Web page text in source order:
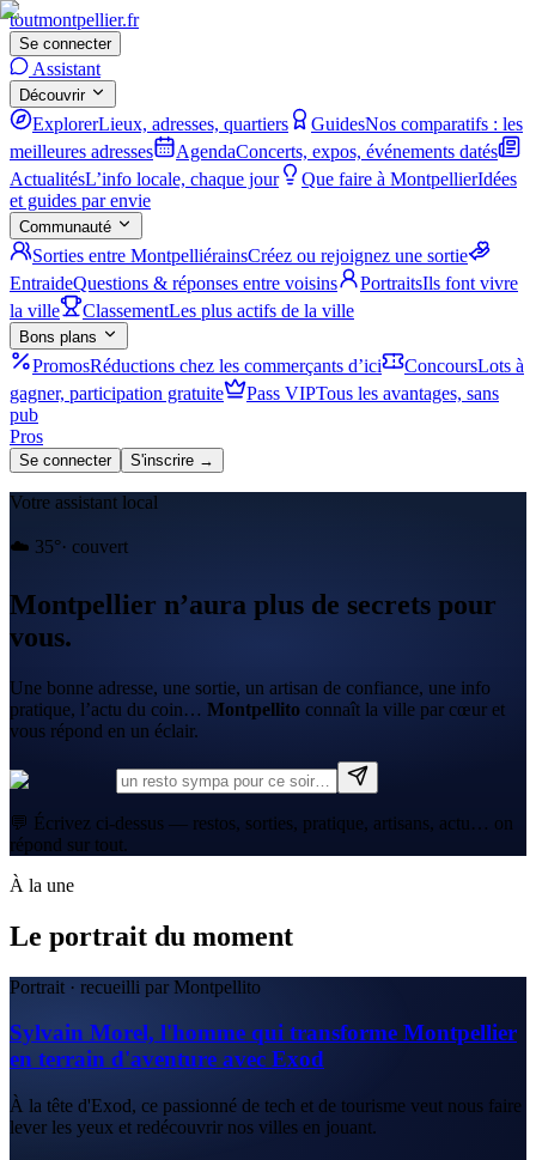
toutmontpellier.fr
Se connecter
Assistant
Découvrir
ExplorerLieux, adresses, quartiers GuidesNos comparatifs : les
meilleures adresses
AgendaConcerts, expos, événements datés
ActualitésL’info locale, chaque jour Que faire à MontpellierIdées
et guides par envie
Communauté
Sorties entre MontpelliérainsCréez ou rejoignez une sortie
EntraideQuestions & réponses entre voisins PortraitsIls font vivre
la ville
ClassementLes plus actifs de la ville
Bons plans
PromosRéductions chez les commerçants d’ici ConcoursLots à
gagner, participation gratuite
Pass VIPTous les avantages, sans
pub
Pros
Se connecter S'inscrire →
Votre assistant local
☁️ 35°· couvert
Montpellier n’aura plus de secrets pour
vous.
Une bonne adresse, une sortie, un artisan de confiance, une info
pratique, l’actu du coin… Montpellito connaît la ville par cœur et
vous répond en un éclair.
💬 Écrivez ci-dessus — restos, sorties, pratique, artisans, actu… on
répond sur tout.
À la une
Le portrait du moment
Portrait · recueilli par Montpellito
Sylvain Morel, l'homme qui transforme Montpellier
en terrain d'aventure avec Exod
À la tête d'Exod, ce passionné de tech et de tourisme veut nous faire
lever les yeux et redécouvrir nos villes en jouant.